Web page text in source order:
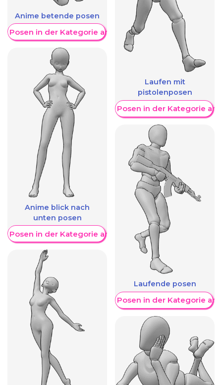
Anime betende posen
Posen in der Kategorie anzeigen
Anime blick nach
unten posen
Posen in der Kategorie anzeigen
Laufen mit
pistolenposen
Weitere Posen in der Kategorie
Laufende posen
Weitere Posen in der Kategorie